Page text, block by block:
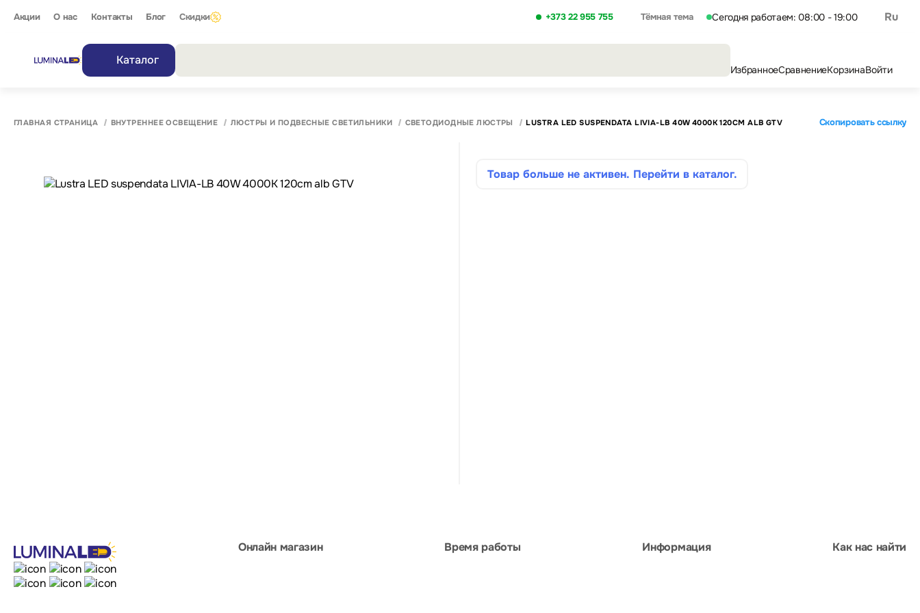
Акции О нас Контакты Блог Скидки +373 22 955 755 Тёмная тема Сегодня работаем: 08:00 - 19:00 Ru
Каталог
ИзбранноеСравнениеКорзинаВойти
ГЛАВНАЯ СТРАНИЦА ВНУТРЕННЕЕ ОСВЕЩЕНИЕ ЛЮСТРЫ И ПОДВЕСНЫЕ СВЕТИЛЬНИКИ СВЕТОДИОДНЫЕ ЛЮСТРЫ LUSTRA LED SUSPENDATA LIVIA-LB 40W 4000K 120CM ALB GTV Скопировать ссылку
Товар больше не активен. Перейти в каталог.
Онлайн магазин Время работы Информация Как нас найти